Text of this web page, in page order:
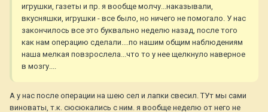
игрушки, газеты и пр. я вообще молчу...наказывали,
вкусняшки, игрушки - все было, но ничего не помогало. У нас
закончилось все это буквально неделю назад, после того
как нам операцию сделали....по нашим общим наблюдениям
наша мелкая повзрослела...что то у нее щелкнуло наверное
в мозгу....
А у нас после операции на шею сел и лапки свесил. ТУт мы сами
виноваты, т.к. сюсюкались с ним. я вообще неделю от него не